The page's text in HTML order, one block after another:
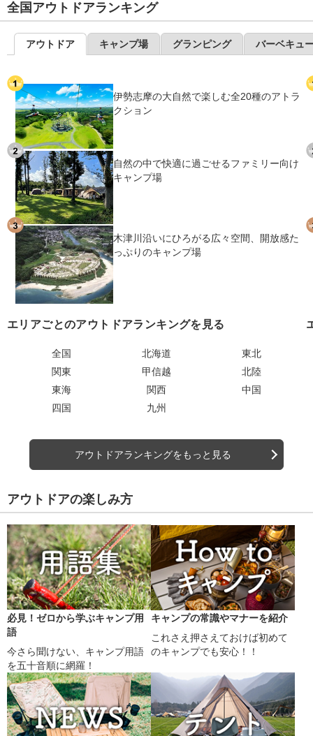
全国アウトドアランキング
アウトドア キャンプ場 グランピング バーベキュ
伊勢志摩の大自然で楽しむ全20種のアトラ
クション
自然の中で快適に過ごせるファミリー向け
キャンプ場
木津川沿いにひろがる広々空間、開放感た
っぷりのキャンプ場
エリアごとのアウトドアランキングを見る
全国 北海道
東北
関東
甲信越
北陸
東海
関西
中国
四国
九州
アウトドアランキングをもっと見る
アウトドアの楽しみ方
必見！ゼロから学ぶキャンプ用
語
今さら聞けない、キャンプ用語
を五十音順に網羅！
キャンプの常識やマナーを紹介
これさえ押さえておけば初めて
のキャンプでも安心！！